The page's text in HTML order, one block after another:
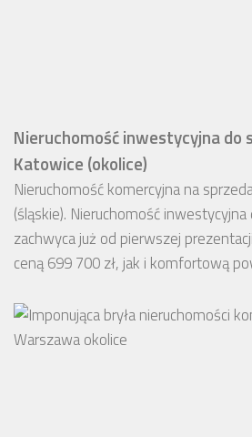
Nieruchomość inwestycyjna do
Katowice (okolice)
Nieruchomość komercyjna na
(śląskie). Nieruchomość
zachwyca już od pierwszej
ceną 699 700 zł, jak i komfortową